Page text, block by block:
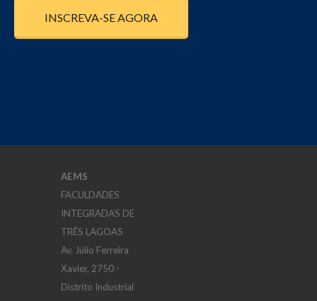
INSCREVA-SE AGORA
AEMS
FACULDADES
INTEGRADAS DE
TRÊS LAGOAS
Av. Júlio Ferreira
Xavier, 2750 -
Distrito Industrial